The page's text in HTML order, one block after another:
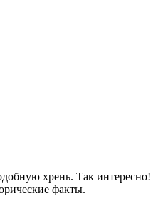
хрень. Так интересно!
факты.